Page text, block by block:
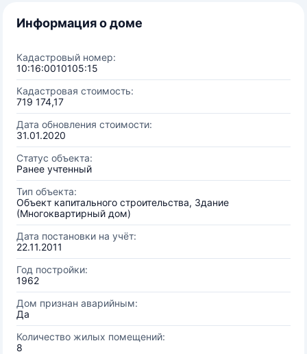
Информация о доме
Кадастровый номер:
10:16:0010105:15
Кадастровая стоимость:
719 174,17
Дата обновления стоимости:
31.01.2020
Статус объекта:
Ранее учтенный
Тип объекта:
Объект капитального строительства, Здание
(Многоквартирный дом)
Дата постановки на учёт:
22.11.2011
Год постройки:
1962
Дом признан аварийным:
Да
Количество жилых помещений:
8